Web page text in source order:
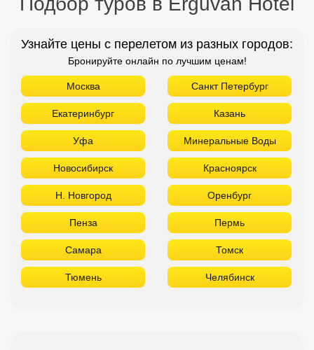
Узнайте цены с перелетом из разных городов:
Бронируйте онлайн по лучшим ценам!
Москва Санкт Петербург
Екатеринбург Казань
Уфа Минеральные Воды
Новосибирск Красноярск
Н. Новгород Оренбург
Пенза Пермь
Самара Томск
Тюмень Челябинск